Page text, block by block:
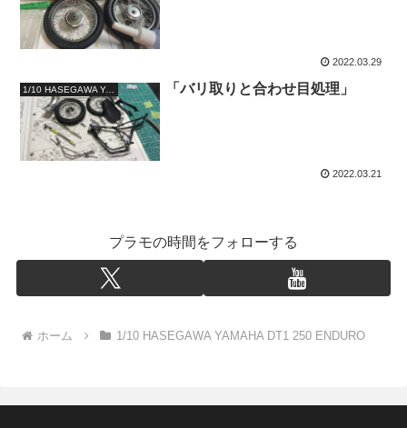
2022.03.29
1/10 HASEGAWA YAMAHA DT1 250 ENDURO 「バリ取りと合わせ目処理」
2022.03.21
プラモの時間をフォローする
ホーム 1/10 HASEGAWA YAMAHA DT1 250 ENDURO